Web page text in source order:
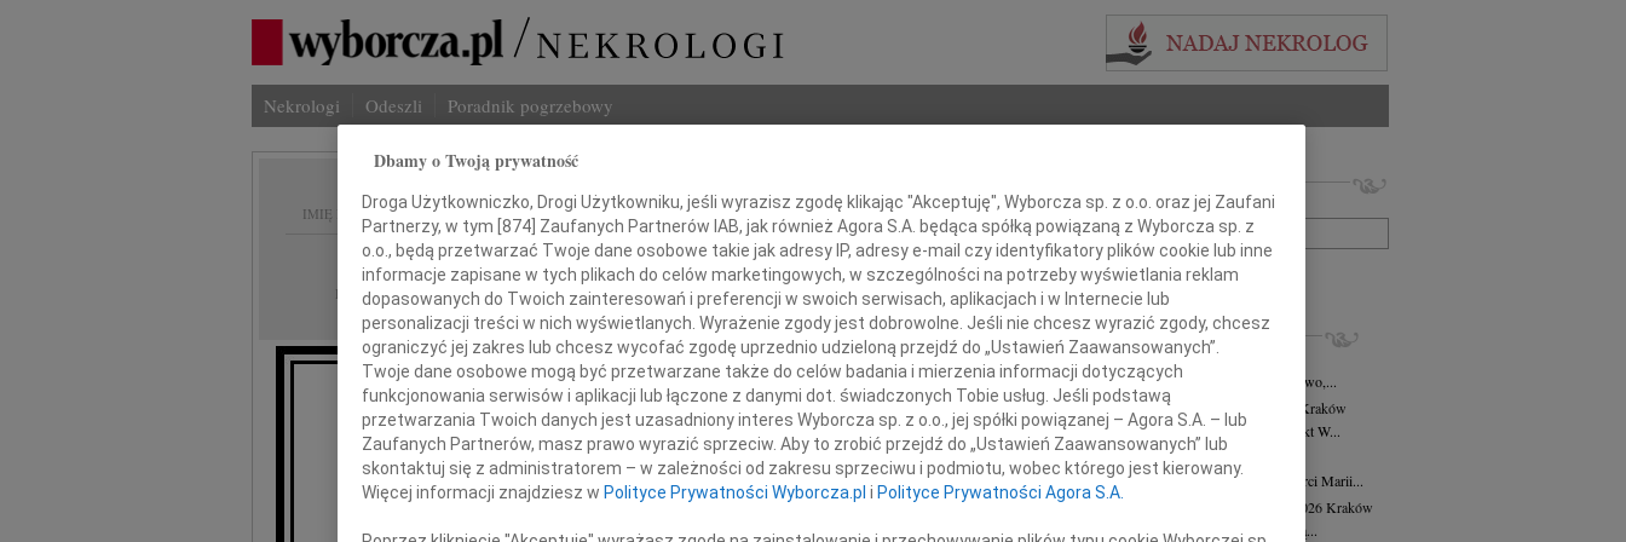
Nekrologi Odeszli Poradnik pogrzebowy
IMIĘ I NAZWISKO:
REGION: Kraków, Katowice
DATA EMISJI: 23.11.2010
Podziękowanie
Wszystkim, któ rzy uczestniczyli w uroczystościach pogrzebowych
Imię i nazwisko lub numer ogłoszenia:
+ szukanie zaawansowane
INNE NEKROLOGI
03.08.2026Kraków
Dla Basi Domek, Dora i Klaudiusz, Eliza, Gwo,...
Magdalena Płonka-Kalkowska
Kraków
Magdalena Płonka-Kalkowska Kuka architekt W...
Maria Pittner
03.07.2026
WSPOMNIENIE Z okazji 11 rocznicy śmierci Marii...
Barbara Tworzewska-Mikołajewicz
02.07.2026 Kraków
Z głębokim żalem żegnamy naszą wieloletnią...
Dbamy o Twoją prywatność
Droga Użytkowniczko, Drogi Użytkowniku, jeśli wyrazisz zgodę klikając "Akceptuję", Wyborcza sp. z o.o. oraz jej Zaufani
Partnerzy, w tym [874] Zaufanych Partnerów IAB, jak również Agora S.A. będąca spółką powiązaną z Wyborcza sp. z
o.o., będą przetwarzać Twoje dane osobowe takie jak adresy IP, adresy e-mail czy identyfikatory plików cookie lub inne
informacje zapisane w tych plikach do celów marketingowych, w szczególności na potrzeby wyświetlania reklam
dopasowanych do Twoich zainteresowań i preferencji w swoich serwisach, aplikacjach i w Internecie lub
personalizacji treści w nich wyświetlanych. Wyrażenie zgody jest dobrowolne. Jeśli nie chcesz wyrazić zgody, chcesz
ograniczyć jej zakres lub chcesz wycofać zgodę uprzednio udzieloną przejdź do „Ustawień Zaawansowanych”.
Twoje dane osobowe mogą być przetwarzane także do celów badania i mierzenia informacji dotyczących
funkcjonowania serwisów i aplikacji lub łączone z danymi dot. świadczonych Tobie usług. Jeśli podstawą
przetwarzania Twoich danych jest uzasadniony interes Wyborcza sp. z o.o., jej spółki powiązanej – Agora S.A. – lub
Zaufanych Partnerów, masz prawo wyrazić sprzeciw. Aby to zrobić przejdź do „Ustawień Zaawansowanych” lub
skontaktuj się z administratorem – w zależności od zakresu sprzeciwu i podmiotu, wobec którego jest kierowany.
Więcej informacji znajdziesz w Polityce Prywatności Wyborcza.pl i Polityce Prywatności Agora S.A.